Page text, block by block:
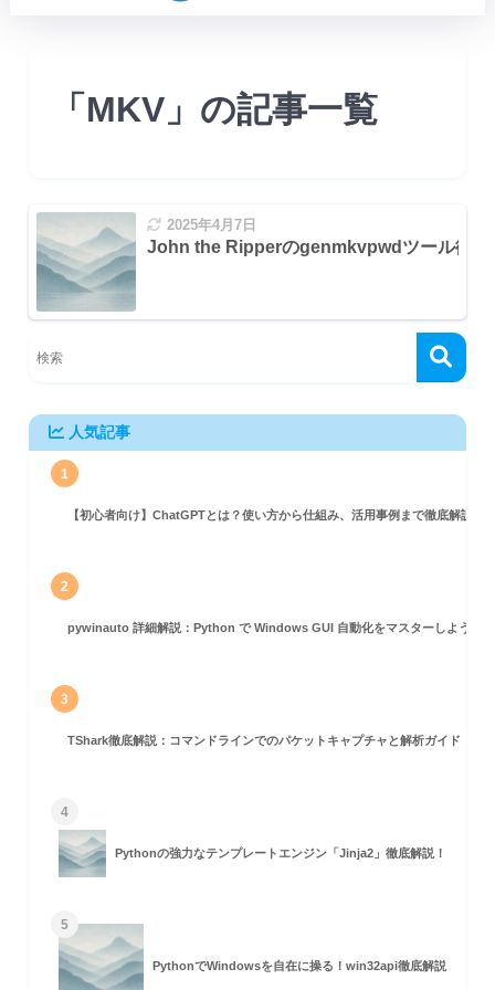
「MKV」の記事一覧
2025年4月7日
John the Ripperのgenmkvpwdツール徹底
人気記事
1
【初心者向け】ChatGPTとは？使い方から仕組み、活用事例まで徹底解説
2
pywinauto 詳細解説：Python で Windows GUI 自動化をマスターしよう！
3
TShark徹底解説：コマンドラインでのパケットキャプチャと解析ガイド
4
Pythonの強力なテンプレートエンジン「Jinja2」徹底解説！
5
PythonでWindowsを自在に操る！win32api徹底解説